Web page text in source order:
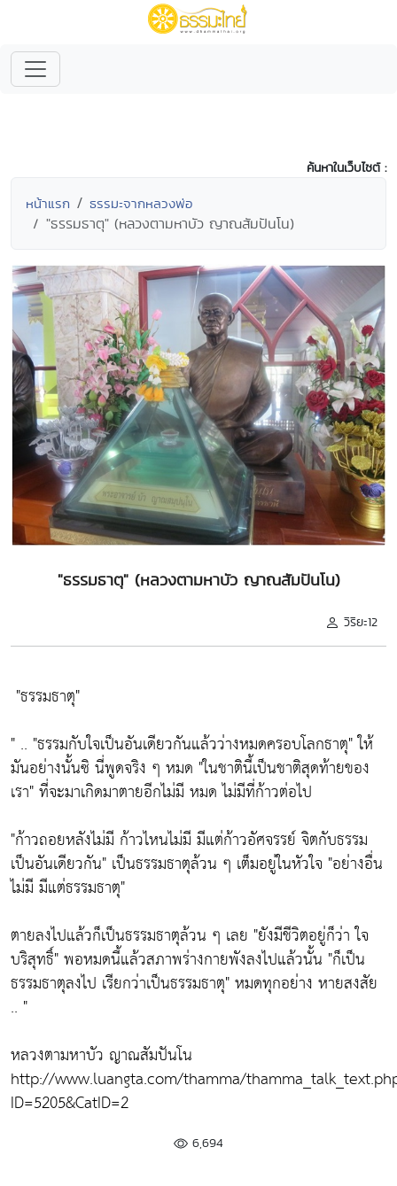
ค้นหาในเว็บไซต์ :
หน้าแรก ธรรมะจากหลวงพ่อ
"ธรรมธาตุ" (หลวงตามหาบัว ญาณสัมปันโน)
"ธรรมธาตุ" (หลวงตามหาบัว ญาณสัมปันโน)
วิริยะ12
"ธรรมธาตุ"
" .. "ธรรมกับใจเป็นอันเดียวกันแล้วว่างหมดครอบโลกธาตุ"ให้
มันอย่างนั้นซิ นี่พูดจริง ๆ หมด "ในชาตินี้เป็นชาติสุดท้ายของ
เรา"ที่จะมาเกิดมาตายอีกไม่มี หมด ไม่มีที่ก้าวต่อไป
"ก้าวถอยหลังไม่มี ก้าวไหนไม่มี มีแต่ก้าวอัศจรรย์ จิตกับธรรม
เป็นอันเดียวกัน" เป็นธรรมธาตุล้วน ๆ เต็มอยู่ในหัวใจ "อย่างอื่น
ไม่มี มีแต่ธรรมธาตุ"
ตายลงไปแล้วก็เป็นธรรมธาตุล้วน ๆ เลย "ยังมีชีวิตอยู่ก็ว่า ใจ
บริสุทธิ์"พอหมดนี้แล้วสภาพร่างกายพังลงไปแล้วนั้น "ก็เป็น
ธรรมธาตุลงไป เรียกว่าเป็นธรรมธาตุ"หมดทุกอย่าง หายสงสัย
.. "
หลวงตามหาบัว ญาณสัมปันโน
http://www.luangta.com/thamma/
ID=5205&CatID=2
6,694